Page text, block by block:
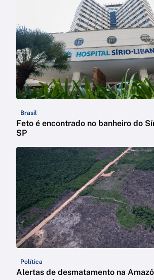
Brasil
Feto é encontrado no banheiro do
SP
Política
Alertas de desmatamento na